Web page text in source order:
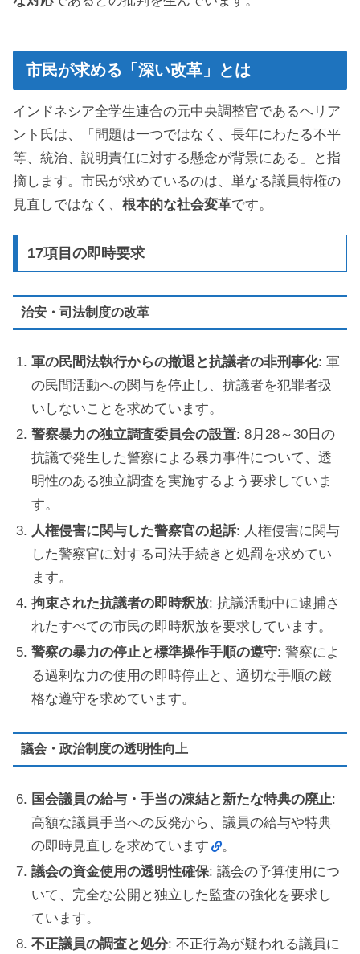
市民が求める「深い改革」とは
インドネシア全学生連合の元中央調整官であるヘリア
ント氏は、「問題は一つではなく、長年にわたる不平
等、統治、説明責任に対する懸念が背景にある」と指
摘します。市民が求めているのは、単なる議員特権の
見直しではなく、 根本的な社会変革です。
17項目の即時要求
治安・司法制度の改革
軍の民間法執行からの撤退と抗議者の非刑事化: 軍
の民間活動への関与を停止し、抗議者を犯罪者扱
いしないことを求めています。
警察暴力の独立調査委員会の設置: 8月28～30日の
抗議で発生した警察による暴力事件について、透
明性のある独立調査を実施するよう要求していま
す。
人権侵害に関与した警察官の起訴: 人権侵害に関与
した警察官に対する司法手続きと処罰を求めてい
ます。
拘束された抗議者の即時釈放: 抗議活動中に逮捕さ
れたすべての市民の即時釈放を要求しています。
警察の暴力の停止と標準操作手順の遵守: 警察によ
る過剰な力の使用の即時停止と、適切な手順の厳
格な遵守を求めています。
議会・政治制度の透明性向上
国会議員の給与・手当の凍結と新たな特典の廃止:
高額な議員手当への反発から、議員の給与や特典
の即時見直しを求めています
。
議会の資金使用の透明性確保: 議会の予算使用につ
いて、完全な公開と独立した監査の強化を要求し
ています。
不正議員の調査と処分: 不正行為が疑われる議員に